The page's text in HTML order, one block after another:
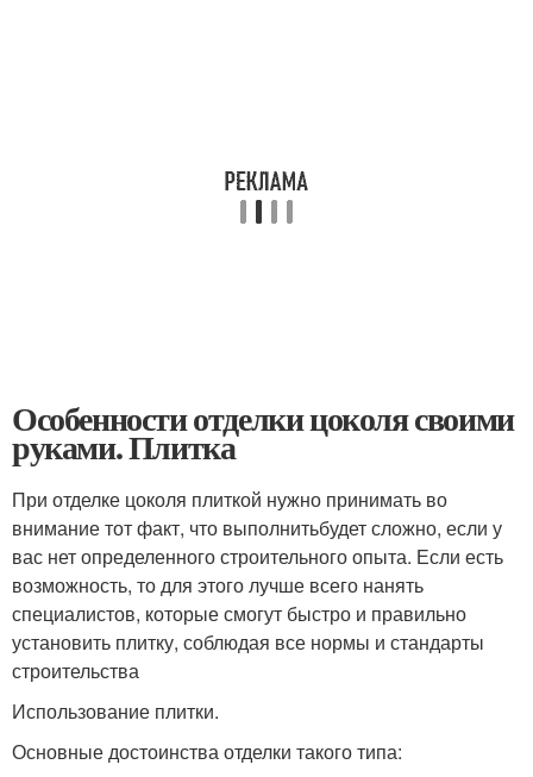
Особенности отделки цоколя своими
руками. Плитка
При отделке цоколя плиткой нужно принимать во
внимание тот факт, что выполнитьбудет сложно, если у
вас нет определенного строительного опыта. Если есть
возможность, то для этого лучше всего нанять
специалистов, которые смогут быстро и правильно
установить плитку, соблюдая все нормы и стандарты
строительства
Использование плитки.
Основные достоинства отделки такого типа: